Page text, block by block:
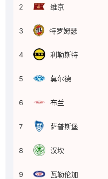
2 维京
3 特罗姆瑟
4 利勒斯特
5 莫尔德
6 布兰
7 萨普斯堡
8 汉坎
9 瓦勒伦加